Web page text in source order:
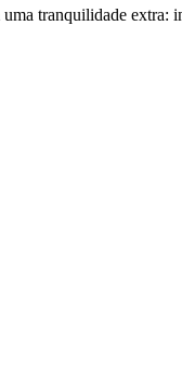
tranquilidade extra: